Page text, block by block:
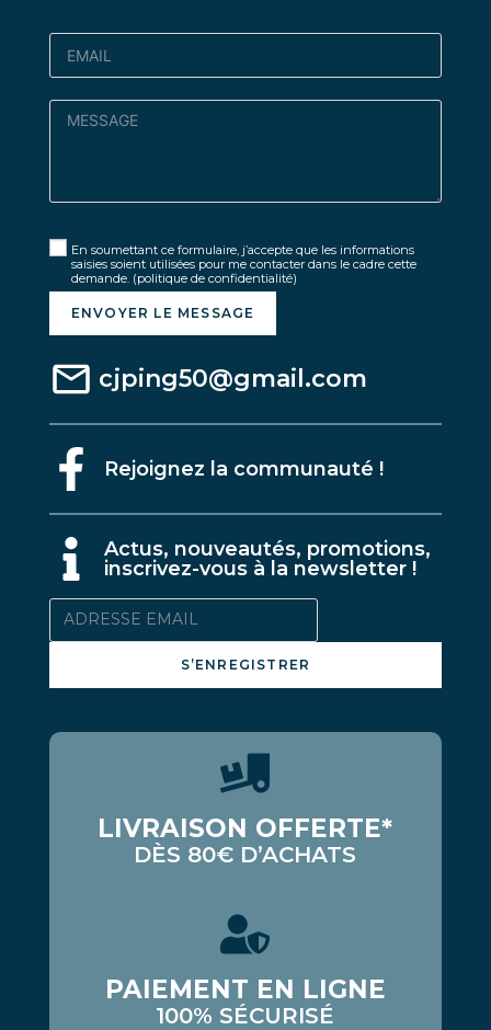
En soumettant ce formulaire, j’accepte que les informations
saisies soient utilisées pour me contacter dans le cadre cette
demande. (politique de confidentialité)
ENVOYER LE MESSAGE
cjping50@gmail.com
Rejoignez la communauté !
Actus, nouveautés, promotions,
inscrivez-vous à la newsletter !
S’ENREGISTRER
LIVRAISON OFFERTE*
DÈS 80€ D’ACHATS
PAIEMENT EN LIGNE
100% SÉCURISÉ